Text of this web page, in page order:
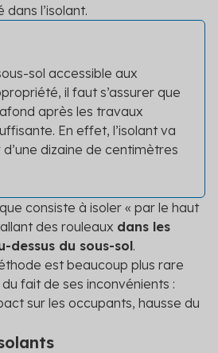
dans l’isolant.
sol accessible aux
il faut s’assurer que
après les travaux
En effet, l’isolant va
dizaine de centimètres
consiste à isoler « par le haut
des rouleaux dans les
dessus du sous-sol.
est beaucoup plus rare
fait de ses inconvénients :
sur les occupants, hausse du